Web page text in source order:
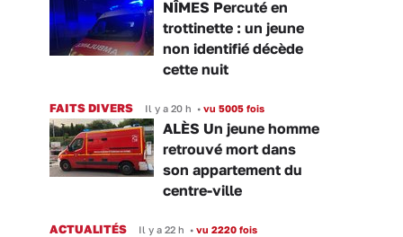
NÎMES Percuté en
trottinette : un jeune
non identifié décède
cette nuit
FAITS DIVERS Il y a 20 h • vu 5005 fois
ALÈS Un jeune homme
retrouvé mort dans
son appartement du
centre-ville
ACTUALITÉS Il y a 22 h • vu 2220 fois